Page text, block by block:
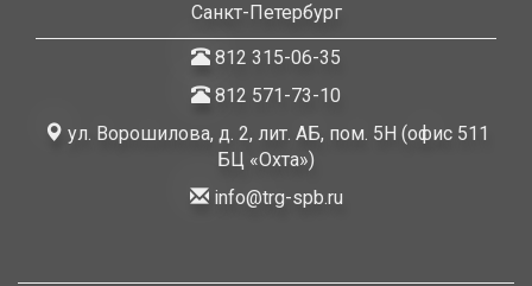
Санкт-Петербург
812 315-06-35
812 571-73-10
ул. Ворошилова, д. 2, лит. АБ, пом. 5Н (офис 511
БЦ «Охта»)
info@trg-spb.ru